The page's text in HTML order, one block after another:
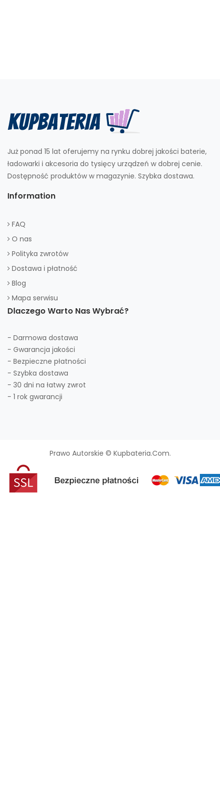
Już ponad 15 lat oferujemy na rynku dobrej jakości baterie,
ładowarki i akcesoria do tysięcy urządzeń w dobrej cenie.
Dostępność produktów w magazynie. Szybka dostawa.
Information
FAQ
O nas
Polityka zwrotów
Dostawa i płatność
Blog
Mapa serwisu
Dlaczego Warto Nas Wybrać?
- Darmowa dostawa
- Gwarancja jakości
- Bezpieczne płatności
- Szybka dostawa
- 30 dni na łatwy zwrot
- 1 rok gwarancji
Prawo Autorskie © Kupbateria.com.